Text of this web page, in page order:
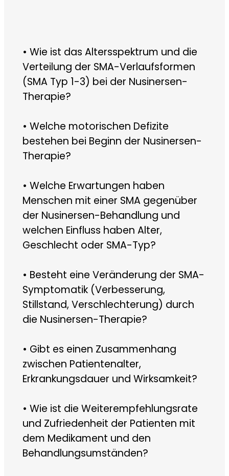
• Wie ist das Altersspektrum und die
Verteilung der SMA-Verlaufsformen
(SMA Typ 1-3) bei der Nusinersen-
Therapie?
• Welche motorischen Defizite
bestehen bei Beginn der Nusinersen-
Therapie?
• Welche Erwartungen haben
Menschen mit einer SMA gegenüber
der Nusinersen-Behandlung und
welchen Einfluss haben Alter,
Geschlecht oder SMA-Typ?
• Besteht eine Veränderung der SMA-
Symptomatik (Verbesserung,
Stillstand, Verschlechterung) durch
die Nusinersen-Therapie?
• Gibt es einen Zusammenhang
zwischen Patientenalter,
Erkrankungsdauer und Wirksamkeit?
• Wie ist die Weiterempfehlungsrate
und Zufriedenheit der Patienten mit
dem Medikament und den
Behandlungsumständen?